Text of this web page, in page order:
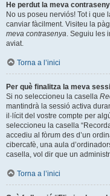
He perdut la meva
No us poseu nerviós! Tot i que
canviar fàcilment. Visiteu la
meva contrasenya. Seguiu les
aviat.
Torna a l’inici
Per què finalitza la meva
Si no seleccioneu la casella
mantindrà la sessió activa
il·lícit del vostre compte per
seleccioneu la casella
accediu al fòrum des d’un
cibercafè, una aula
casella, vol dir que un
Torna a l’inici